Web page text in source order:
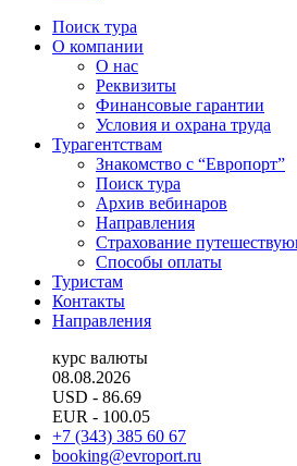
Поиск тура
О компании
О нас
Реквизиты
Финансовые гарантии
Условия и охрана труда
Турагентствам
Знакомство с “Европорт”
Поиск тура
Архив вебинаров
Направления
Страхование
Способы оплаты
Туристам
Контакты
Направления
курс валюты
08.08.2026
USD - 86.69
EUR - 100.05
+7 (343) 385 60 67
booking@evroport.ru